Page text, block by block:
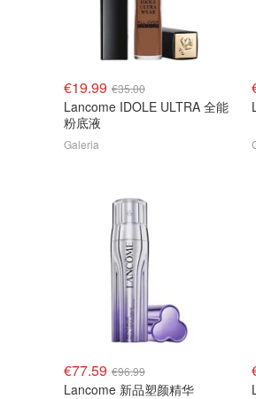
€19.99 €35.00
Lancome IDOLE ULTRA 全能
粉底液
Galeria
€77.59 €96.99
Lancome 新品塑颜精华